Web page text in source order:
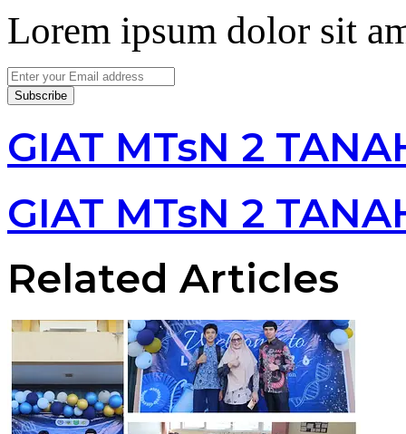
Lorem ipsum dolor sit
Enter
your
Email
GIAT MTsN 2
GIAT MTsN 2
Related Articles